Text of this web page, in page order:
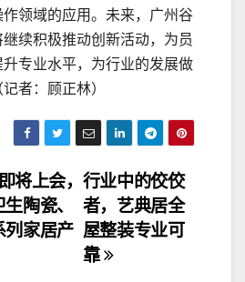
领域的应用。未来，广州谷
续积极推动创新活动，为员
专业水平，为行业的发展做
者：顾正林）
行业中的佼佼
者，艺典居全
屋整装专业可
靠
将上会，
陶瓷、
列家居产